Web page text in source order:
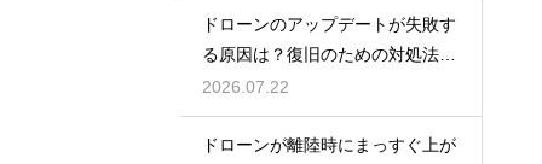
ドローンのアップデートが失敗す
る原因は？復旧のための対処法を
解説
2026.07.22
ドローンが離陸時にまっすぐ上が